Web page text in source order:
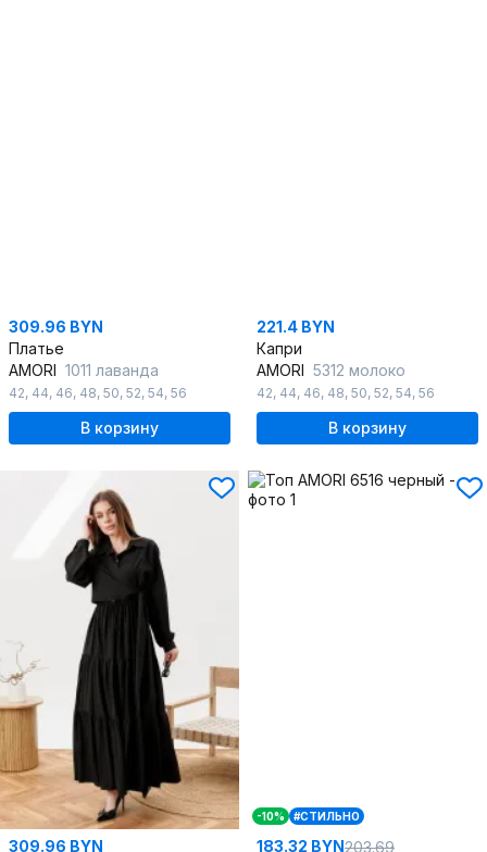
309.96 BYN
Платье
AMORI 1011 лаванда
42, 44, 46, 48, 50, 52, 54, 56
В корзину
221.4 BYN
Капри
AMORI 5312 молоко
42, 44, 46, 48, 50, 52, 54, 56
В корзину
309.96 BYN
-10% #СТИЛЬНО
183.32 BYN203.69